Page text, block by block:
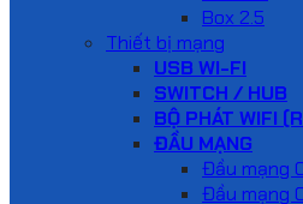
Box 2.5
Thiết bị mạng
USB WI-FI
SWITCH / HUB
BỘ PHÁT WIFI
ĐẦU MẠNG
Đầu mạng
Đầu mạng